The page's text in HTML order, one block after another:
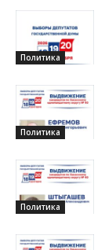
Политика
Политика
Политика